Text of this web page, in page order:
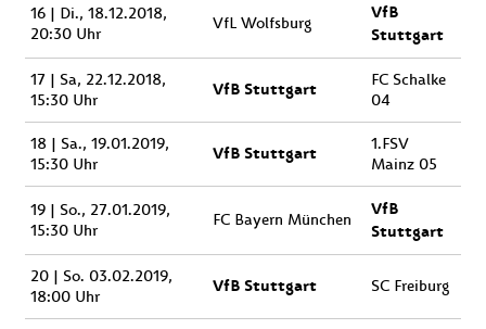
16 | Di., 18.12.2018,
20:30 Uhr
VfL Wolfsburg
VfB
Stuttgart
17 | Sa, 22.12.2018,
15:30 Uhr
VfB Stuttgart
FC Schalke
04
18 | Sa., 19.01.2019,
15:30 Uhr
VfB Stuttgart
1.FSV
Mainz 05
19 | So., 27.01.2019,
15:30 Uhr
FC Bayern München
VfB
Stuttgart
20 | So. 03.02.2019,
18:00 Uhr
VfB Stuttgart SC Freiburg